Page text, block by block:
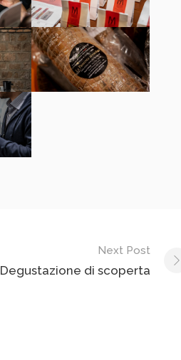
Next Post
Degustazione di scoperta